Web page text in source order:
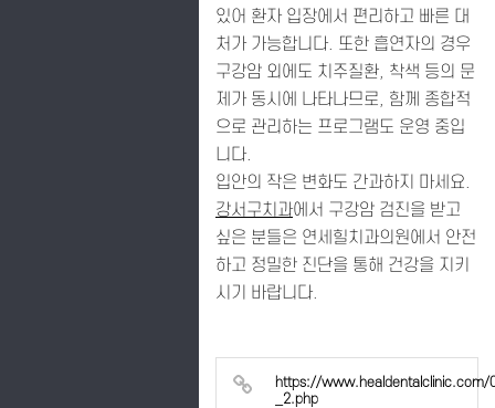
있어 환자 입장에서 편리하고 빠른 대
처가 가능합니다. 또한 흡연자의 경우
구강암 외에도 치주질환, 착색 등의 문
제가 동시에 나타나므로, 함께 종합적
으로 관리하는 프로그램도 운영 중입
니다.
입안의 작은 변화도 간과하지 마세요.
강서구치과에서 구강암 검진을 받고
싶은 분들은 연세힐치과의원에서 안전
하고 정밀한 진단을 통해 건강을 지키
시기 바랍니다.
https://www.healdentalclinic.com/
_2.php